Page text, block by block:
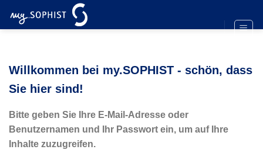
Inhalt
Willkommen bei my.SOPHIST - schön, dass
Sie hier sind!
Bitte geben Sie Ihre E-Mail-Adresse oder
Benutzernamen und Ihr Passwort ein, um auf Ihre
Inhalte zuzugreifen.